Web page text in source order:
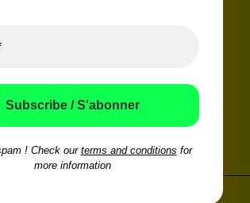
! Check our terms and conditions for
more information